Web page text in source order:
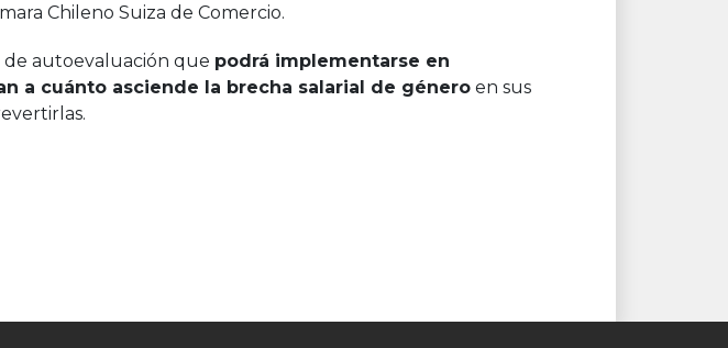
Chileno Suiza de Comercio.
autoevaluación que podrá implementarse en
a cuánto asciende la brecha salarial de género en sus